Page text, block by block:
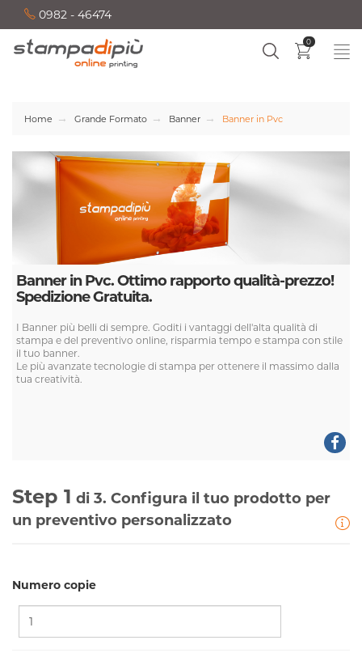
0982 - 46474
0
Home Grande Formato Banner Banner in Pvc
Banner in Pvc. Ottimo rapporto qualità-prezzo!
Spedizione Gratuita.
I Banner più belli di sempre. Goditi i vantaggi dell'alta qualità di
stampa e del preventivo online, risparmia tempo e stampa con stile
il tuo banner.
Le più avanzate tecnologie di stampa per ottenere il massimo dalla
tua creatività.
Step 1 di 3. Configura il tuo prodotto per
un preventivo personalizzato
Numero copie